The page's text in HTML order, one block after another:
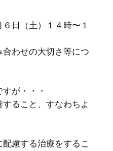
日（土）１４時〜１
わせの大切さ等につ
が・・・
すること、すなわちよ
配慮する治療をするこ